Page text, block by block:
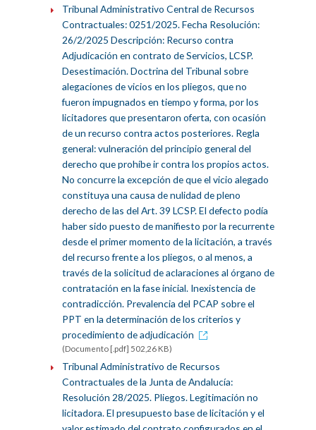
Tribunal Administrativo Central de Recursos
Contractuales: 0251/2025. Fecha Resolución:
26/2/2025 Descripción: Recurso contra
Adjudicación en contrato de Servicios, LCSP.
Desestimación. Doctrina del Tribunal sobre
alegaciones de vicios en los pliegos, que no
fueron impugnados en tiempo y forma, por los
licitadores que presentaron oferta, con ocasión
de un recurso contra actos posteriores. Regla
general: vulneración del principio general del
derecho que prohíbe ir contra los propios actos.
No concurre la excepción de que el vicio alegado
constituya una causa de nulidad de pleno
derecho de las del Art. 39 LCSP. El defecto podía
haber sido puesto de manifiesto por la recurrente
desde el primer momento de la licitación, a través
del recurso frente a los pliegos, o al menos, a
través de la solicitud de aclaraciones al órgano de
contratación en la fase inicial. Inexistencia de
contradicción. Prevalencia del PCAP sobre el
PPT en la determinación de los criterios y
procedimiento de adjudicación
(Documento [.pdf] 502,26 KB)
Tribunal Administrativo de Recursos
Contractuales de la Junta de Andalucía:
Resolución 28/2025. Pliegos. Legitimación no
licitadora. El presupuesto base de licitación y el